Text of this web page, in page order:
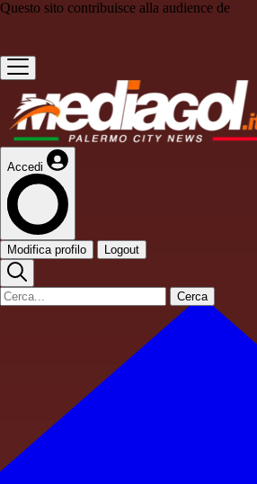
Questo sito contribuisce alla audience de
Accedi
Modifica profilo Logout
Cerca